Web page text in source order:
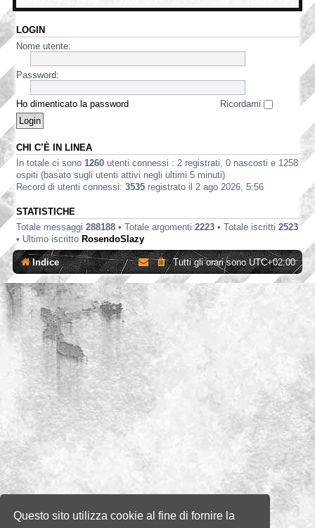
Questo sito utilizza cookie al fine di fornire la
LOGIN
Nome utente:
Password:
Ho dimenticato la password Ricordami
CHI C’È IN LINEA
In totale ci sono 1260 utenti connessi : 2 registrati, 0 nascosti e 1258
ospiti (basato sugli utenti attivi negli ultimi 5 minuti)
Record di utenti connessi: 3535 registrato il 2 ago 2026, 5:56
STATISTICHE
Totale messaggi 288188 • Totale argomenti 2223 • Totale iscritti 2523
• Ultimo iscritto RosendoSlazy
Indice Tutti gli orari sonoUTC+02:00